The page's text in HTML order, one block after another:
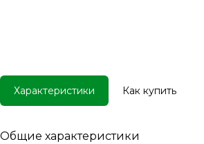
Характеристики Как купить
Общие характеристики